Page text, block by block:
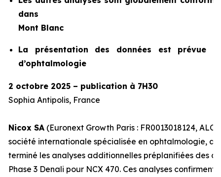
dans
Mont Blanc
La présentation des données est prévue
d’ophtalmologie
2 octobre 2025 – publication à 7H30
Sophia Antipolis, France
Nicox SA (Euronext Growth Paris : FR0013018124,
société internationale spécialisée en ophtalmologie,
terminé les analyses additionnelles préplanifiées des
Phase 3 Denali pour NCX 470. Ces analyses